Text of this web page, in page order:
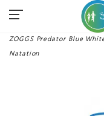
Lunettes
ZOGGS Predator Blue
Natation